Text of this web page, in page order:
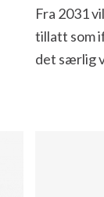
Fra 2031
tillatt som
det særlig